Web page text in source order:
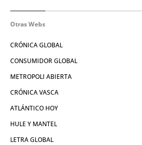
Otras Webs
CRÓNICA GLOBAL
CONSUMIDOR GLOBAL
METROPOLI ABIERTA
CRÓNICA VASCA
ATLÁNTICO HOY
HULE Y MANTEL
LETRA GLOBAL